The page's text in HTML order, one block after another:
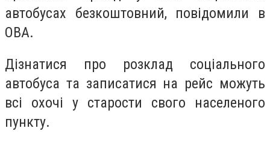
автобусах безкоштовний, повідомили в
ОВА.
Дізнатися про розклад соціального
автобуса та записатися на рейс можуть
всі охочі у старости свого населеного
пункту.